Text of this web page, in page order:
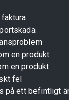
en produkt
en produkt
fel
på ett befintligt